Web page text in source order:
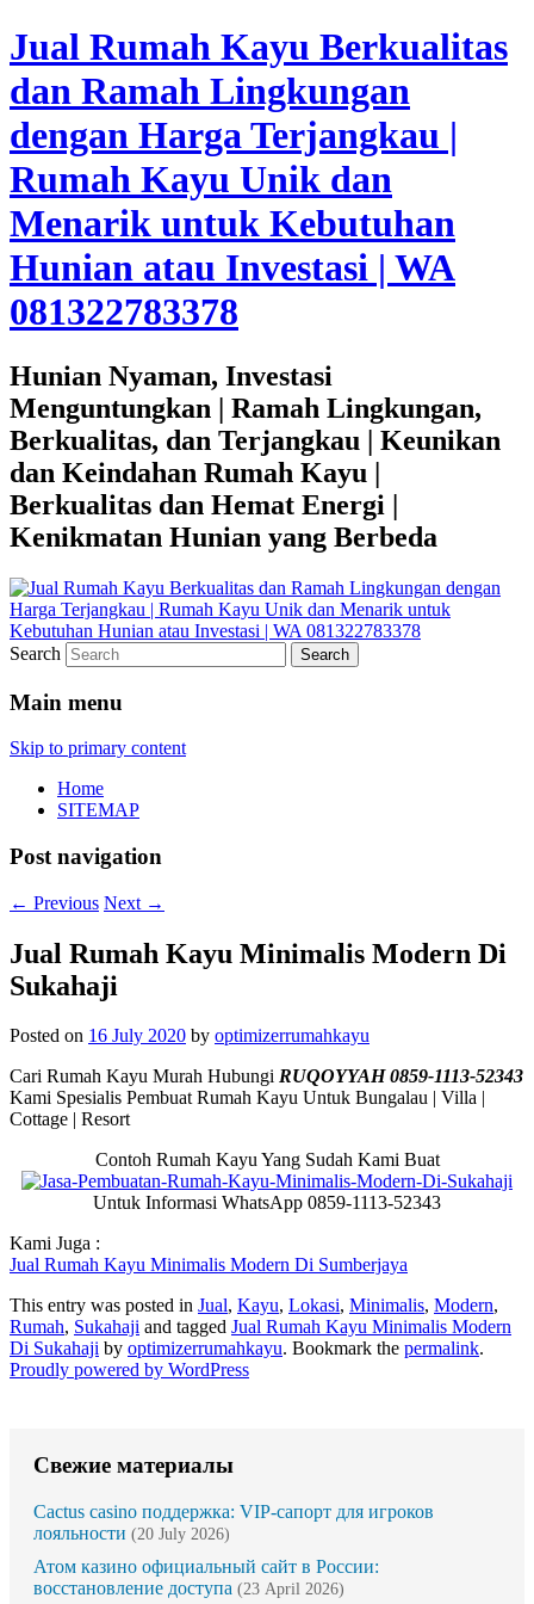
Jual Rumah Kayu Berkualitas
dan Ramah Lingkungan
dengan Harga Terjangkau |
Rumah Kayu Unik dan
Menarik untuk Kebutuhan
Hunian atau Investasi | WA
081322783378
Hunian Nyaman, Investasi
Menguntungkan | Ramah Lingkungan,
Berkualitas, dan Terjangkau | Keunikan
dan Keindahan Rumah Kayu |
Berkualitas dan Hemat Energi |
Kenikmatan Hunian yang Berbeda
Search
Main menu
Skip to primary content
Home
SITEMAP
Post navigation
← Previous Next →
Jual Rumah Kayu Minimalis Modern Di
Sukahaji
Posted on 16 July 2020 by optimizerrumahkayu
Cari Rumah Kayu Murah Hubungi RUQOYYAH 0859-1113-52343
Kami Spesialis Pembuat Rumah Kayu Untuk Bungalau | Villa |
Cottage | Resort
Contoh Rumah Kayu Yang Sudah Kami Buat
Untuk Informasi WhatsApp 0859-1113-52343
Kami Juga :
Jual Rumah Kayu Minimalis Modern Di Sumberjaya
This entry was posted in Jual, Kayu, Lokasi, Minimalis, Modern,
Rumah, Sukahaji and tagged Jual Rumah Kayu Minimalis Modern
Di Sukahaji by optimizerrumahkayu. Bookmark the permalink.
Proudly powered by WordPress
Свежие материалы
Cactus casino поддержка: VIP-сапорт для игроков
лояльности (20 July 2026)
Атом казино официальный сайт в России:
восстановление доступа (23 April 2026)